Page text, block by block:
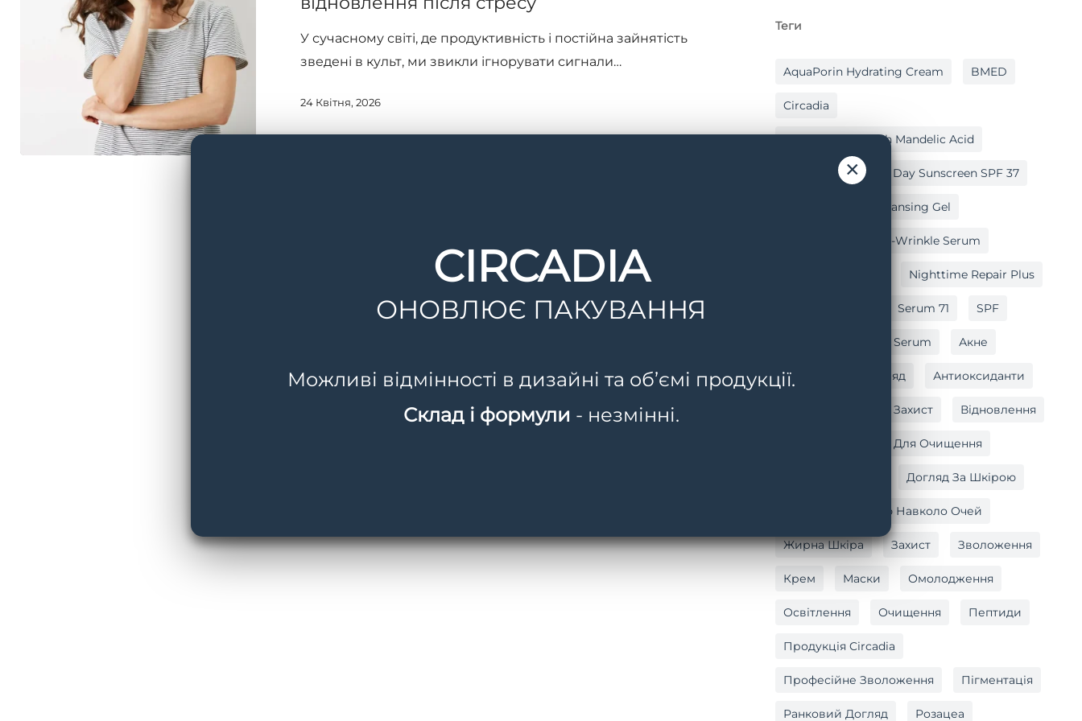
відновлення
У сучасному світі, де продуктивність і постійна зайнятість
зведені в культ, ми звикли ігнорувати сигнали…
24 Квітня, 2026
Теги
AquaPorin Hydrating Cream BMED
Circadia
Cleansing Gel With Mandelic Acid
Light Day Sunscreen SPF 37
Lipid Replacing Cleansing Gel
Myo-Cyte Plus Anti-Wrinkle Serum
Nighttime Repair Plus
Serum 71 SPF
Vitamin C Reversal Serum Акне
Антивіковий Догляд Антиоксиданти
Антиоксидантний Захист Відновлення
Гель Для Очищення
Догляд За Шкірою
Догляд За Шкірою Навколо Очей
Жирна Шкіра Захист Зволоження
Крем Маски Омолодження
Освітлення Очищення Пептиди
Продукція Circadia
Професійне Зволоження Пігментація
Ранковий Догляд Розацеа
×
CIRCADIA
ОНОВЛЮЄ ПАКУВАННЯ
Можливі відмінності в дизайні та об’ємі продукції.
Склад і формули - незмінні.